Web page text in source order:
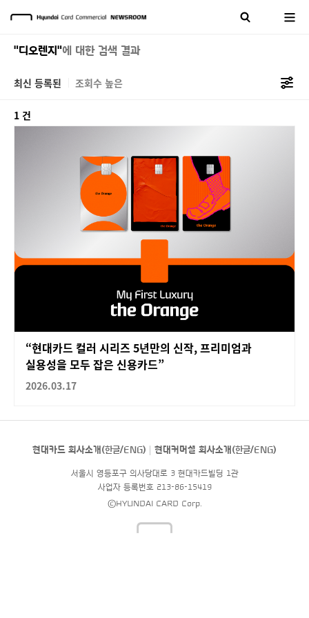
"디오렌지"에 대한 검색 결과
최신 등록된 조회수 높은
1 건
“현대카드 컬러 시리즈 5년만의 신작, 프리미엄과
실용성을 모두 잡은 신용카드”
2026.03.17
현대카드 회사소개(한글/ENG) 현대커머셜 회사소개(한글/ENG)
서울시 영등포구 의사당대로 3 현대카드빌딩 1관
사업자 등록번호 213-86-15419
©HYUNDAI CARD Corp.